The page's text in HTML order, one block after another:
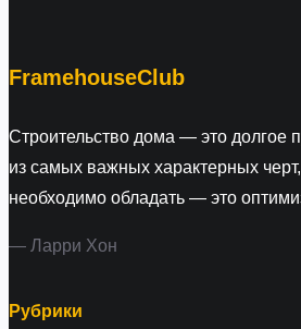
FramehouseClub
Строительство дома — это долгое
из самых важных характерных
необходимо обладать — это
— Ларри Хон
Рубрики